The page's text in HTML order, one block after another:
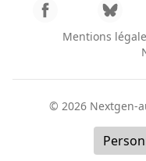
Mentions
© 2026 Nextgen-